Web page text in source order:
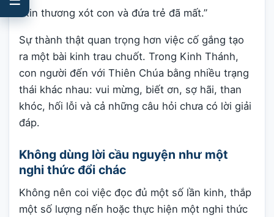
“Xin thương xót con và đứa trẻ đã mất.”
Sự thành thật quan trọng hơn việc cố gắng tạo
ra một bài kinh trau chuốt. Trong Kinh Thánh,
con người đến với Thiên Chúa bằng nhiều trạng
thái khác nhau: vui mừng, biết ơn, sợ hãi, than
khóc, hối lỗi và cả những câu hỏi chưa có lời giải
đáp.
Không dùng lời cầu nguyện như một
nghi thức đổi chác
Không nên coi việc đọc đủ một số lần kinh, thắp
một số lượng nến hoặc thực hiện một nghi thức